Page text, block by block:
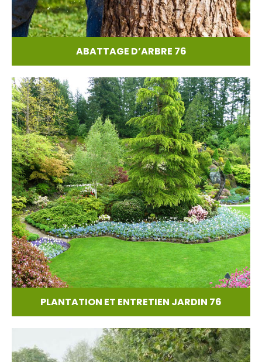
ABATTAGE D’ARBRE 76
PLANTATION ET ENTRETIEN JARDIN 76